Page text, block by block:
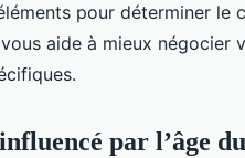
pour déterminer le
aide à mieux négocier
par l’âge